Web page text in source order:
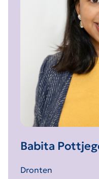
Babita
Dronten